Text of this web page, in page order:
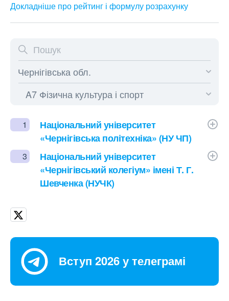
Докладніше про рейтинг і формулу розрахунку
1
Національний університет
«Чернігівська політехніка» (НУ ЧП)
3
Національний університет
«Чернігівський колегіум» імені Т. Г.
Шевченка (НУЧК)
Вступ 2026 у телеграмі